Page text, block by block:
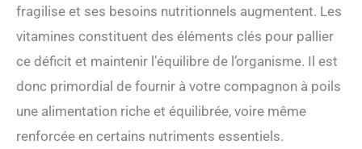
fragilise et ses besoins nutritionnels augmentent. Les
vitamines constituent des éléments clés pour pallier
ce déficit et maintenir l’équilibre de l’organisme. Il est
donc primordial de fournir à votre compagnon à poils
une alimentation riche et équilibrée, voire même
renforcée en certains nutriments essentiels.